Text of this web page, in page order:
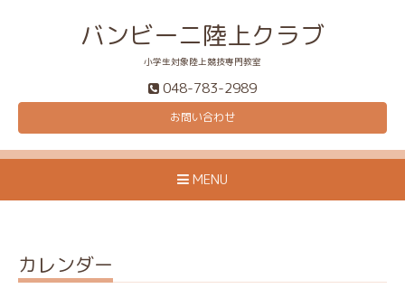
バンビーニ陸上クラブ
小学生対象陸上競技専門教室
048-783-2989
お問い合わせ
MENU
カレンダー